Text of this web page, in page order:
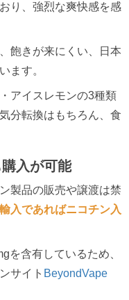
り、強烈な爽快感を感
飽きが来にくい、日本
ます。
アイスレモンの3種類
分転換はもちろん、食
入が可能
製品の販売や譲渡は禁
入であればニコチン入
を含有しているため、
サイト BeyondVape